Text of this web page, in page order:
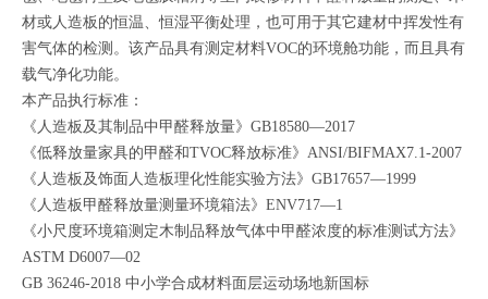
材或人造板的恒温、恒湿平衡处理，也可用于其它建材中挥发性有
害气体的检测。该产品具有测定材料VOC的环境舱功能，而且具有
载气净化功能。
本产品执行标准：
《人造板及其制品中甲醛释放量》GB18580—2017
《低释放量家具的甲醛和TVOC释放标准》ANSI/BIFMAX7.1-2007
《人造板及饰面人造板理化性能实验方法》GB17657—1999
《人造板甲醛释放量测量环境箱法》ENV717—1
《小尺度环境箱测定木制品释放气体中甲醛浓度的标准测试方法》
ASTM D6007—02
GB 36246-2018 中小学合成材料面层运动场地新国标